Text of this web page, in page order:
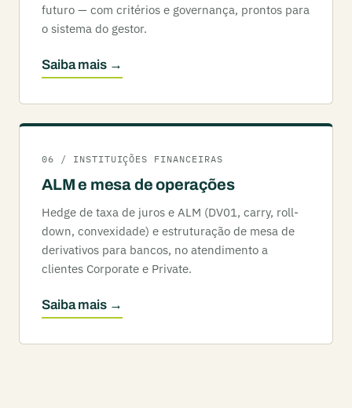
futuro — com critérios e governança, prontos para
o sistema do gestor.
Saiba mais →
06 / INSTITUIÇÕES FINANCEIRAS
ALM e mesa de operações
Hedge de taxa de juros e ALM (DV01, carry, roll-
down, convexidade) e estruturação de mesa de
derivativos para bancos, no atendimento a
clientes Corporate e Private.
Saiba mais →